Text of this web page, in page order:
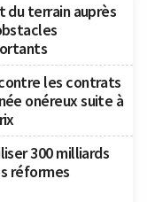
du terrain auprès
les contrats
onéreux suite à
300 milliards
réformes